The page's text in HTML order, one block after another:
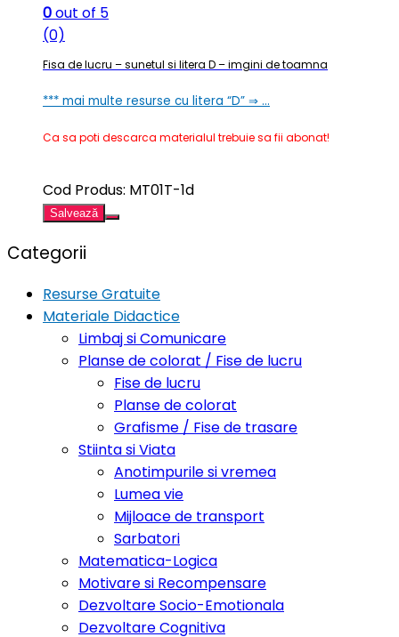
0out of 5
(0)
Fisa de lucru – sunetul si litera D – imgini de toamna
*** mai multe resurse cu litera “D” ⇒ …
Ca sa poti descarca materialul trebuie sa fii abonat!
Cod Produs: MT01T-1d
Salvează
Categorii
Resurse Gratuite
Materiale Didactice
Limbaj si Comunicare
Planse de colorat / Fise de lucru
Fise de lucru
Planse de colorat
Grafisme / Fise de trasare
Stiinta si Viata
Anotimpurile si vremea
Lumea vie
Mijloace de transport
Sarbatori
Matematica-Logica
Motivare si Recompensare
Dezvoltare Socio-Emotionala
Dezvoltare Cognitiva